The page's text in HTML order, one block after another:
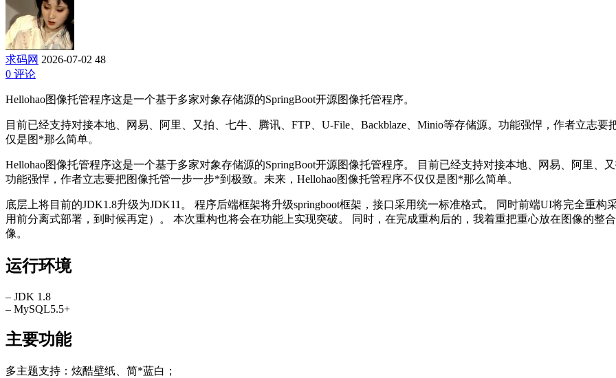
求码网 2026-07-02 48
0 评论
Hellohao图像托管程序这是一个基于多家对象存储源的SpringBoot开源图像托管程序。
目前已经支持对接本地、网易、阿里、又拍、七牛、腾讯、FTP、U-File、Backblaze、Minio等存储源。功能强悍，作者立志
仅是图*那么简单。
Hellohao图像托管程序这是一个基于多家对象存储源的SpringBoot开源图像托管程序。 目前已经支持对接本地、网易、阿里、
功能强悍，作者立志要把图像托管一步一步*到极致。未来，Hellohao图像托管程序不仅仅是图*那么简单。
底层上将目前的JDK1.8升级为JDK11。 程序后端框架将升级springboot框架，接口采用统一标准格式。 同时前端UI将完全重
用前分离式部署，到时候再定）。 本次重构也将会在功能上实现突破。 同时，在完成重构后的，我着重把重心放在图像的整
像。
运行环境
– JDK 1.8
– MySQL5.5+
主要功能
多主题支持：炫酷壁纸、简*蓝白；